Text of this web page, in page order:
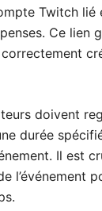
Twitch lié
Ce lien
doivent
durée
Il est
l’événement